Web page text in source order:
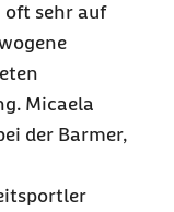
sehr auf
Micaela
der Barmer,